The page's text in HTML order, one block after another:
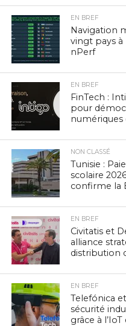
EN BREF
Navigation
vingt pays
nPerf
EN BREF
FinTech :
pour
numériques
NON CLASSÉ
Tunisie :
scolaire
confirme la
EN BREF
Civitatis et
alliance
distribution
EN BREF
Telefónica
sécurité
grâce à l’IoT